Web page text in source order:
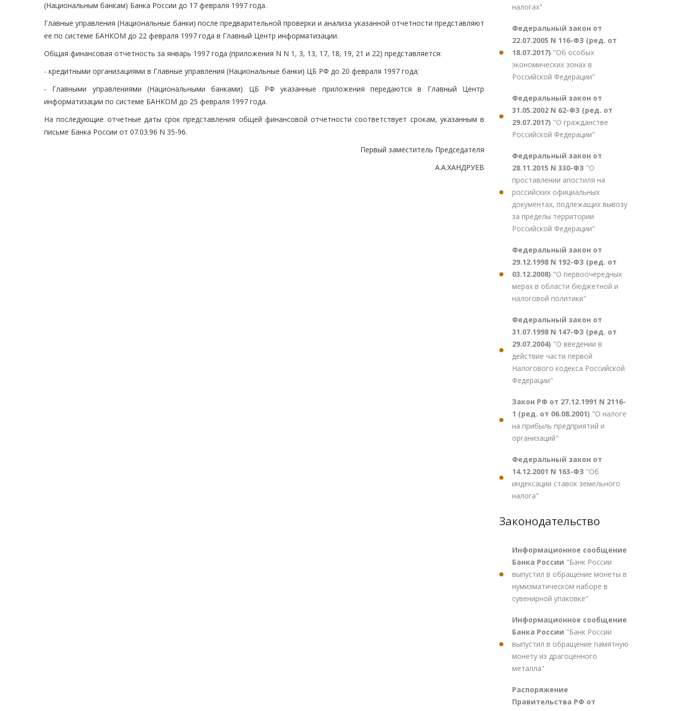
(Национальным банкам) Банка России до 17 февраля 1997 года.
Главные управления (Национальные банки) после предварительной проверки и анализа указанной отчетности представляют
ее по системе БАНКОМ до 22 февраля 1997 года в Главный Центр информатизации.
Общая финансовая отчетность за январь 1997 года (приложения N N 1, 3, 13, 17, 18, 19, 21 и 22) представляется:
- кредитными организациями в Главные управления (Национальные банки) ЦБ РФ до 20 февраля 1997 года;
- Главными управлениями (Национальными банками) ЦБ РФ указанные приложения передаются в Главный Центр
информатизации по системе БАНКОМ до 25 февраля 1997 года.
На последующие отчетные даты срок представления общей финансовой отчетности соответствует срокам, указанным в
письме Банка России от 07.03.96 N 35-96.
Первый заместитель Председателя
А.А.ХАНДРУЕВ
налогах"
Федеральный закон от
22.07.2005 N 116-ФЗ (ред. от
18.07.2017) "Об особых
экономических зонах в
Российской Федерации"
Федеральный закон от
31.05.2002 N 62-ФЗ (ред. от
29.07.2017) "О гражданстве
Российской Федерации"
Федеральный закон от
28.11.2015 N 330-ФЗ "О
проставлении апостиля на
российских официальных
документах, подлежащих вывозу
за пределы территории
Российской Федерации"
Федеральный закон от
29.12.1998 N 192-ФЗ (ред. от
03.12.2008) "О первоочередных
мерах в области бюджетной и
налоговой политики"
Федеральный закон от
31.07.1998 N 147-ФЗ (ред. от
29.07.2004) "О введении в
действие части первой
Налогового кодекса Российской
Федерации"
Закон РФ от 27.12.1991 N 2116-
1 (ред. от 06.08.2001) "О налоге
на прибыль предприятий и
организаций"
Федеральный закон от
14.12.2001 N 163-ФЗ "Об
индексации ставок земельного
налога"
Законодательство
Информационное сообщение
Банка России "Банк России
выпустил в обращение монеты в
нумизматическом наборе в
сувенирной упаковке"
Информационное сообщение
Банка России "Банк России
выпустил в обращение памятную
монету из драгоценного
металла"
Распоряжение
Правительства РФ от